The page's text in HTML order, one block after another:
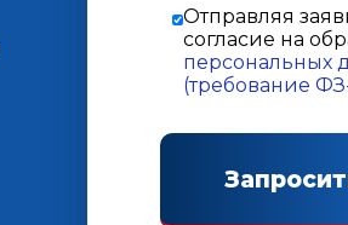
Отправляя
согласие на
персональных
(требование